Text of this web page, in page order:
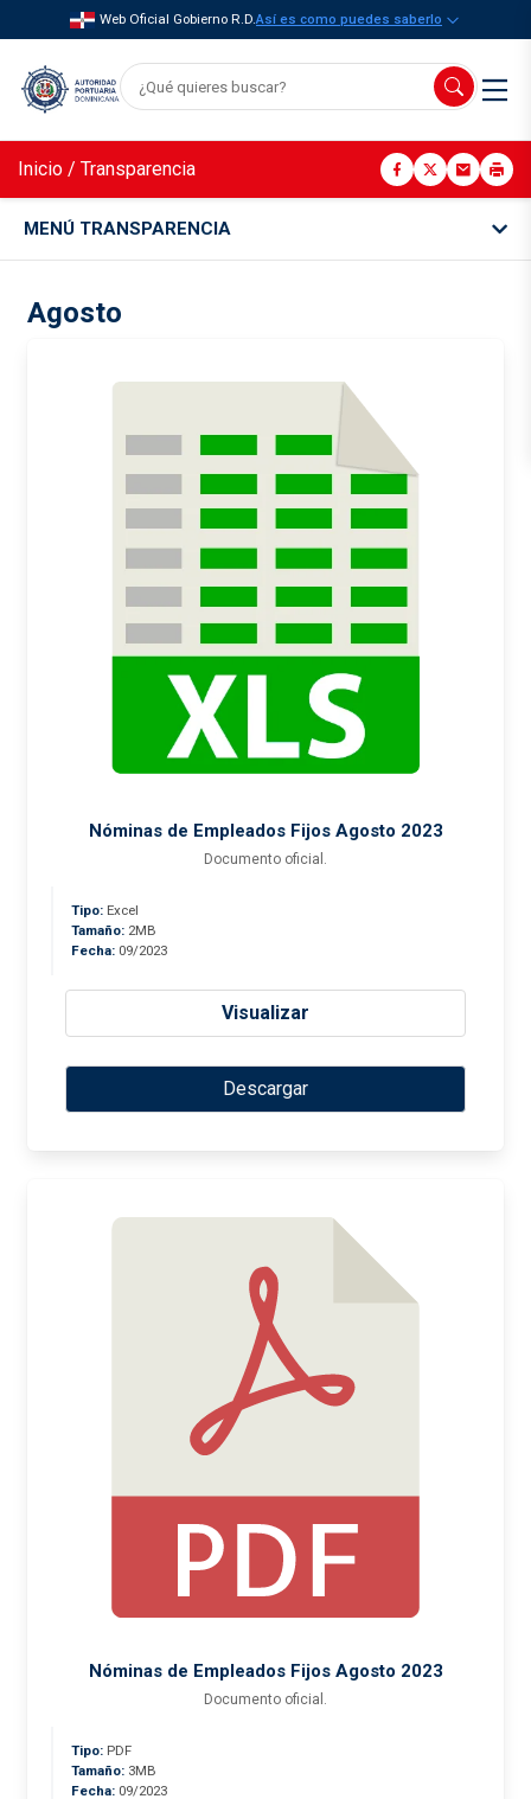
Web Oficial Gobierno R.D.Así es como puedes saberlo
Inicio / Transparencia
MENÚ TRANSPARENCIA
Agosto
Nóminas de Empleados Fijos Agosto 2023
Documento oficial.
Tipo: Excel
Tamaño: 2MB
Fecha: 09/2023
Visualizar
Descargar
Nóminas de Empleados Fijos Agosto 2023
Documento oficial.
Tipo: PDF
Tamaño: 3MB
Fecha: 09/2023